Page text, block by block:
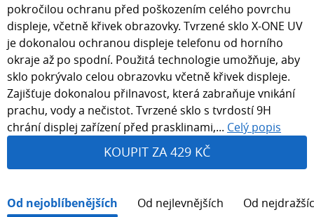
pokročilou ochranu před poškozením celého povrchu
displeje, včetně křivek obrazovky. Tvrzené sklo X-ONE UV
je dokonalou ochranou displeje telefonu od horního
okraje až po spodní. Použitá technologie umožňuje, aby
sklo pokrývalo celou obrazovku včetně křivek displeje.
Zajišťuje dokonalou přilnavost, která zabraňuje vnikání
prachu, vody a nečistot. Tvrzené sklo s tvrdostí 9H
chrání displej zařízení před prasklinami,... Celý popis
KOUPIT ZA 429 KČ
Od nejoblíbenějších Od nejlevnějších Od